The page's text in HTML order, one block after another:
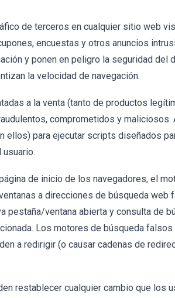
de terceros en cualquier sitio web
encuestas y otros anuncios
y ponen en peligro la seguridad del
la velocidad de navegación.
a la venta (tanto de productos
comprometidos y maliciosos.
ellos) para ejecutar scripts diseñados
de inicio de los navegadores, el
a direcciones de búsqueda web
pestaña/ventana abierta y consulta de
Los motores de búsqueda
a redirigir (o causar cadenas de
restablecer cualquier cambio que los